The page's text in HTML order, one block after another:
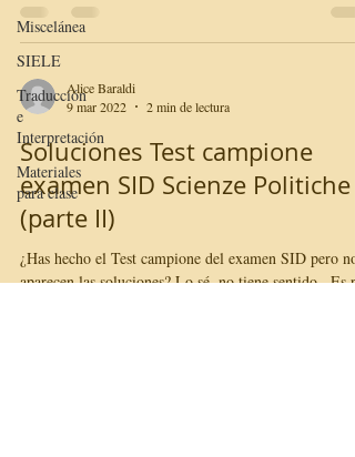
Miscelánea
SIELE
Traducción
e
Interpretación
Materiales
para clase
Alice Baraldi
9 mar 2022
2 min de lectura
Soluciones Test campione
examen SID Scienze Politiche
(parte II)
¿Has hecho el Test campione del examen SID pero no
aparecen las soluciones? Lo sé, no tiene sentido.. Es